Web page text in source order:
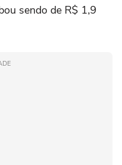
sendo de R$ 1,9